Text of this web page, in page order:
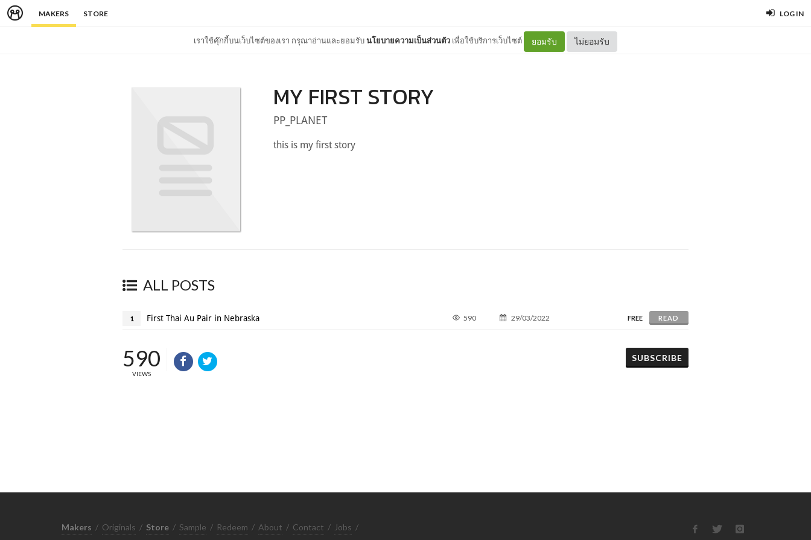
MAKERS STORE LOG IN
เราใช้คุ๊กกี้บนเว็บไซต์ของเรา กรุณาอ่านและยอมรับนโยบายความเป็นส่วนตัว เพื่อใช้บริการเว็บไซต์ ยอมรับ ไม่ยอมรับ
MY FIRST STORY
PP_PLANET
this is my first story
ALL POSTS
1 First Thai Au Pair in Nebraska 590 29/03/2022 FREE READ
590
VIEWS
SUBSCRIBE
Makers / Originals / Store / Sample / Redeem / About / Contact / Jobs /